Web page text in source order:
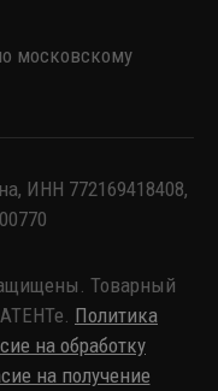
московскому
ИНН 772169418408,
Товарный
Политика
на обработку
на получение